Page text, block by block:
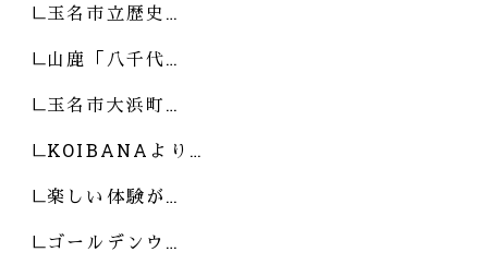
玉名市立歴史…
山鹿「八千代…
玉名市大浜町…
KOIBANAより…
楽しい体験が…
ゴールデンウ…